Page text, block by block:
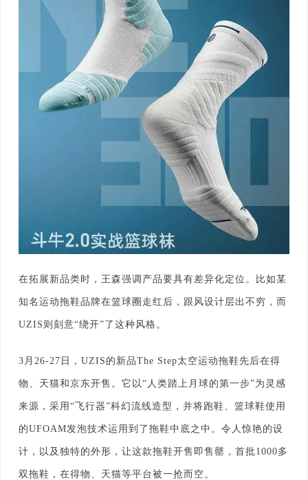
在拓展新品类时，王森强调产品要具有差异化定位。比如某
知名运动拖鞋品牌在篮球圈走红后，跟风设计层出不穷，而
UZIS则刻意“绕开”了这种风格。
3月26-27日，UZIS的新品The Step太空运动拖鞋先后在得
物、天猫和京东开售。它以“人类踏上月球的第一步”为灵感
来源，采用“飞行器”科幻流线造型，并将跑鞋、篮球鞋使用
的UFOAM发泡技术运用到了拖鞋中底之中。令人惊艳的设
计，以及独特的外形，让这款拖鞋开售即售罄，首批1000多
双拖鞋，在得物、天猫等平台被一抢而空。